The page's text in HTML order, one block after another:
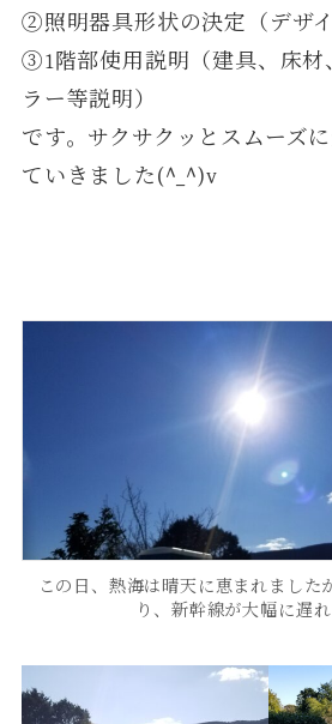
②照明器具形状の決定（デザ
③1階部使用説明（建具、床材
ラー等説明）
です。サクサクッとスムーズ
ていきました(^_^)v
この日、熱海は晴天に恵まれました
り、新幹線が大幅に遅